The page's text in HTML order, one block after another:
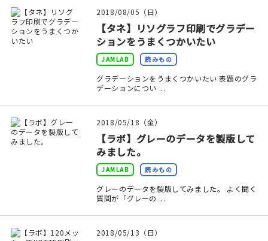
2018/08/05（日）
【タネ】リソグラフ印刷でグラデー
ションをうまくつかいたい
JAMLAB 読みもの
グラデーションをうまくつかいたい 表題のグラ
デーションについ ...
2018/05/18（金）
【ラボ】グレーのデータを製版して
みました。
JAMLAB 読みもの
グレーのデータを製版してみました。 よく聞く
質問が「グレーの ...
2018/05/13（日）